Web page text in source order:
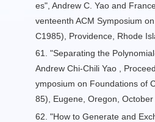
es", Andrew C. Yao and
venteenth ACM Symposium
C1985), Providence, Rhode
61. "Separating the
Andrew Chi-Chili Yao ,
ymposium on Foundations of
85), Eugene, Oregon,
62. "How to Generate and